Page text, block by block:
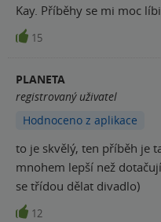
Kay. Příběhy se mi moc
15
PLANETA
registrovaný uživatel
Hodnoceno z aplikace
to je skvělý, ten příběh je
mnohem lepší než
se třídou dělat divadlo)
12